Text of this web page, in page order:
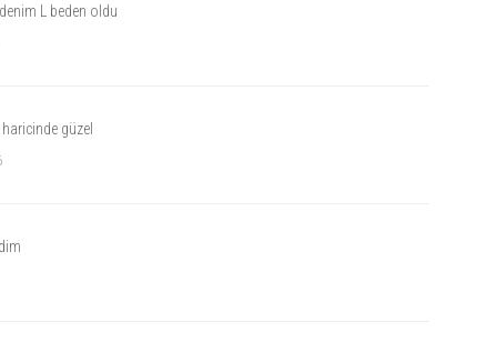
L beden oldu
güzel